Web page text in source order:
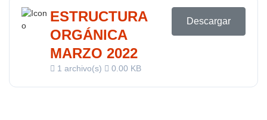
ESTRUCTURA
ORGÁNICA
MARZO 2022
1 archivo(s) 0.00 KB
Descargar